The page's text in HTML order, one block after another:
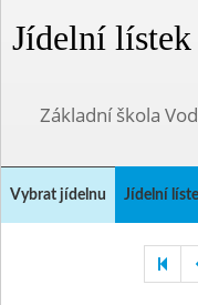
Jídelní lístek
Základní škola
Vybrat jídelnu Jídelní